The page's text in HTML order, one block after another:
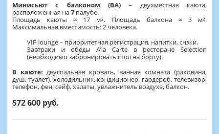
Минисьют с балконом (BА)– двухместная каюта,
расположенная на7 палубе.
Площадь каюты ≈ 17 м². Площадь балкона ≈ 3 м².
Максимальная вместимость: 2 человека.
VIP lounge – приоритетная регистрация, напитки, снэки.
Завтраки и обеды A’la Carte в ресторане Selection
(необходимо забронировать стол на борту).
В каюте: двуспальная кровать, ванная комната (раковина,
душ, туалет), холодильник, кондиционер, гардероб, телевизор,
телефон, фен, сейф, халаты, увлажнитель воздуха, балкон.
572 600 руб.